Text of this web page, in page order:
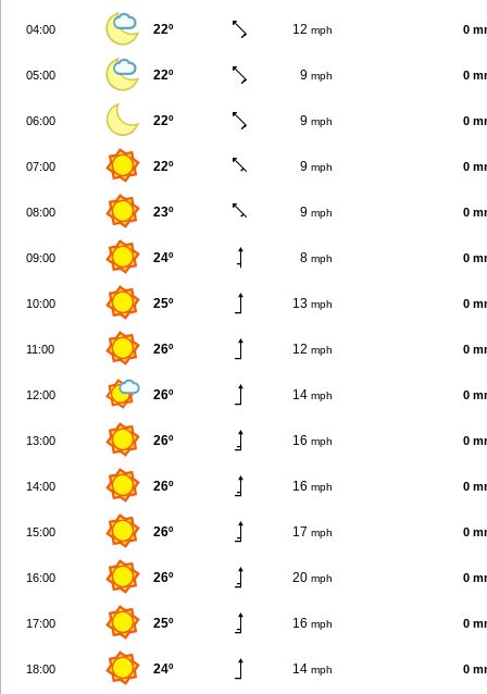
04:00 22º 12 mph 0
05:00 22º 9 mph 0
06:00 22º 9 mph 0
07:00 22º 9 mph 0
08:00 23º 9 mph 0
09:00 24º 8 mph 0
10:00 25º 13 mph 0
11:00 26º 12 mph 0
12:00 26º 14 mph 0
13:00 26º 16 mph 0
14:00 26º 16 mph 0
15:00 26º 17 mph 0
16:00 26º 20 mph 0
17:00 25º 16 mph 0
18:00 24º 14 mph 0